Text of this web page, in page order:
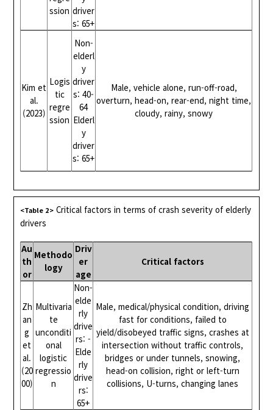
ssion driver
s: 65+
Kim et
al.
(2023)
Logis
tic
regre
ssion
Non-
elderl
y
driver
s: 40-
64
Elderl
y
driver
s: 65+
Male, vehicle alone, run-off-road,
overturn, head-on, rear-end, night time,
cloudy, rainy, snowy
<Table 2> Critical factors in terms of crash severity of elderly
drivers
Au
th
or
Methodo
logy
Driv
er
age
Critical factors
Zh
an
g
et
al.
(20
00)
Multivaria
te
unconditi
onal
logistic
regressio
n
Non-
elde
rly
drive
rs: -
Elde
rly
drive
rs:
65+
Male, medical/physical condition, driving
fast for conditions, failed to
yield/disobeyed traffic signs, crashes at
intersection without traffic controls,
bridges or under tunnels, snowing,
head-on collision, right or left-turn
collisions, U-turns, changing lanes